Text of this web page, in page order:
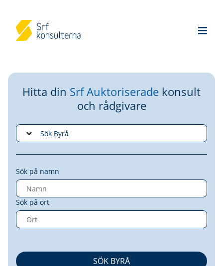
Hitta din Srf Auktoriserade konsult
och rådgivare
Sök på namn
Sök på ort